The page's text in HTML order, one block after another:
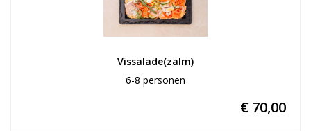
Vissalade(zalm)
6-8 personen
€ 70,00